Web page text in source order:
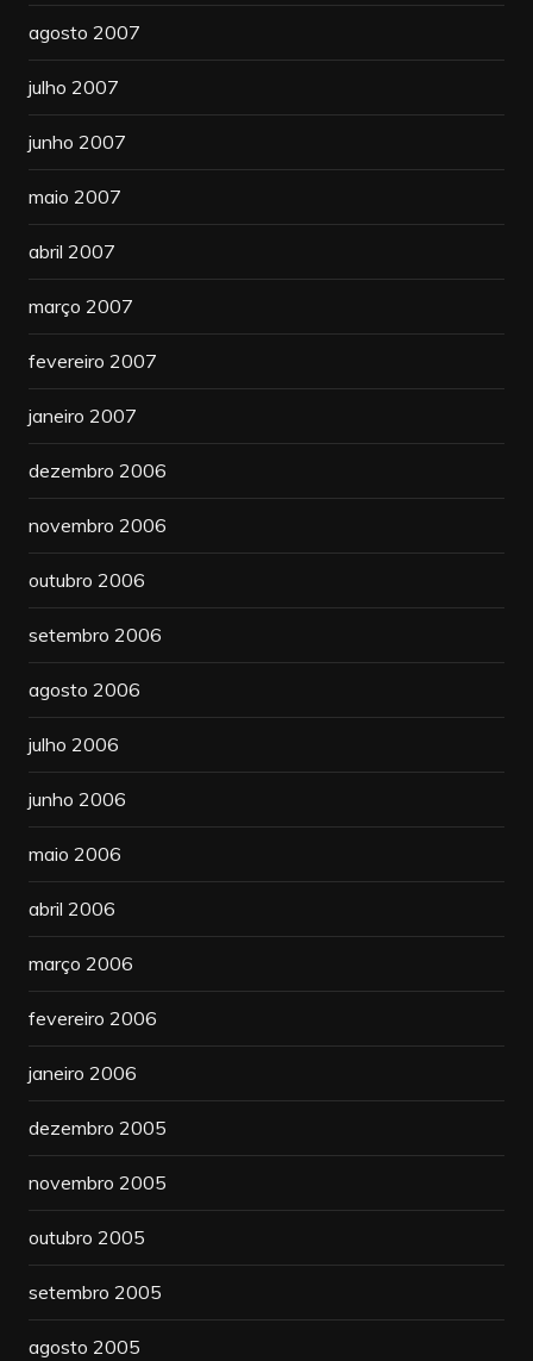
agosto 2007
julho 2007
junho 2007
maio 2007
abril 2007
março 2007
fevereiro 2007
janeiro 2007
dezembro 2006
novembro 2006
outubro 2006
setembro 2006
agosto 2006
julho 2006
junho 2006
maio 2006
abril 2006
março 2006
fevereiro 2006
janeiro 2006
dezembro 2005
novembro 2005
outubro 2005
setembro 2005
agosto 2005